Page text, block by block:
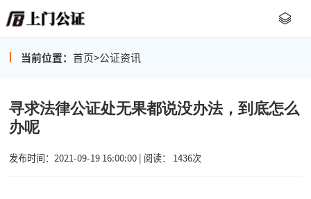
当前位置： 首页>公证资讯
寻求法律公证处无果都说没办法，到底怎么
办呢
发布时间：2021-09-19 16:00:00 | 阅读： 1436次